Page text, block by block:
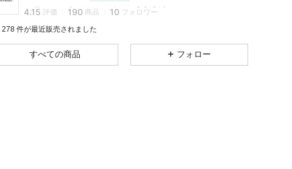
s***6 1日前にフォローしました
4.15 評価 190 商品 10 フォロワー
4.15 190 10
278 件が最近販売されました
すべての商品 フォロー